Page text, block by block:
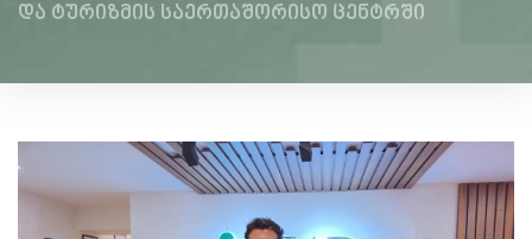
და ტურიზმის საერთაშორისო ცენტრში